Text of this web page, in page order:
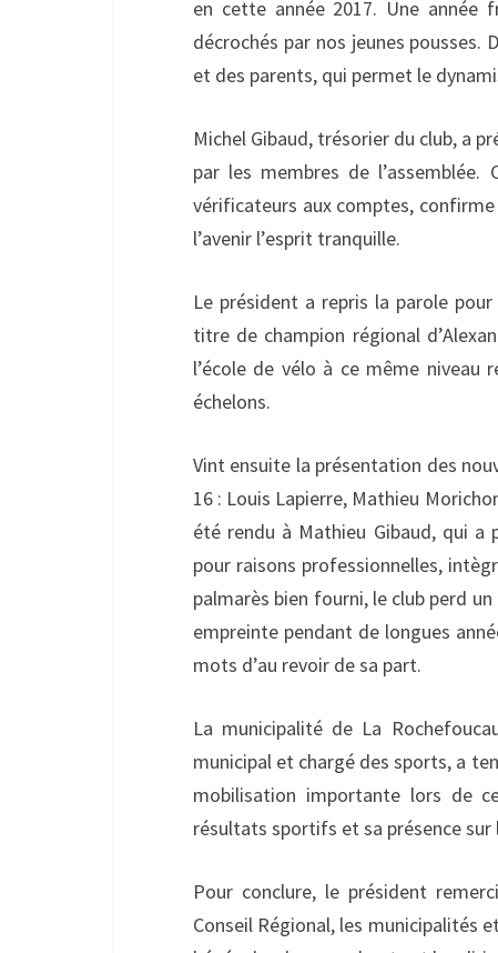
en cette année 2017. Une année
décrochés par nos jeunes pousses.
et des parents, qui permet le
Michel Gibaud, trésorier du club, a
par les membres de
vérificateurs aux comptes,
l’avenir l’esprit tranquille.
Le président a repris la parole
titre de champion régional
l’école de vélo à ce même niveau
échelons.
Vint ensuite la présentation des
16 : Louis Lapierre, Mathieu
été rendu à Mathieu Gibaud, qui a
pour raisons professionnelles,
palmarès bien fourni, le club perd
empreinte pendant de longues
mots d’au revoir de sa part.
La municipalité de La
municipal et chargé des sports, a
mobilisation importante lors de
résultats sportifs et sa présence sur
Pour conclure, le président
Conseil Régional, les municipalités